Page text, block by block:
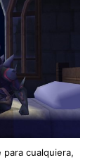
cualquiera,